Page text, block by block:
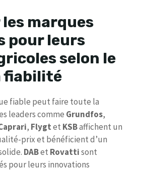
marques
pour leurs
selon le
fiabilité
fiable peut faire toute la
leaders comme Grundfos,
, Flygtet KSBaffichent un
prix et bénéficient d’un
DABet Rovattisont
pour leurs innovations